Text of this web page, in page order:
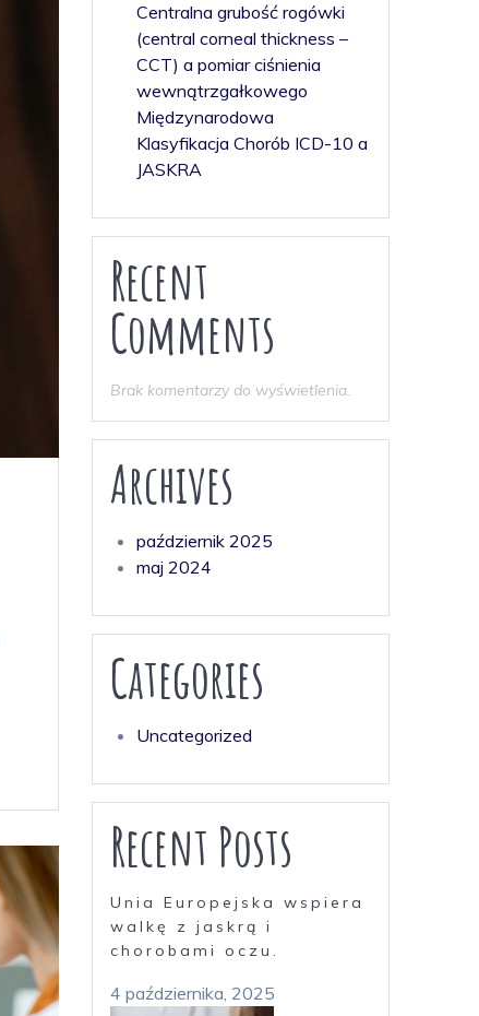
Centralna grubość rogówki
(central corneal thickness –
CCT) a pomiar ciśnienia
wewnątrzgałkowego
Międzynarodowa
Klasyfikacja Chorób ICD-10 a
JASKRA
Recent
Comments
Brak komentarzy do wyświetlenia.
Archives
październik 2025
maj 2024
Categories
Uncategorized
Recent Posts
Unia Europejska wspiera
walkę z jaskrą i
chorobami oczu.
4 października, 2025